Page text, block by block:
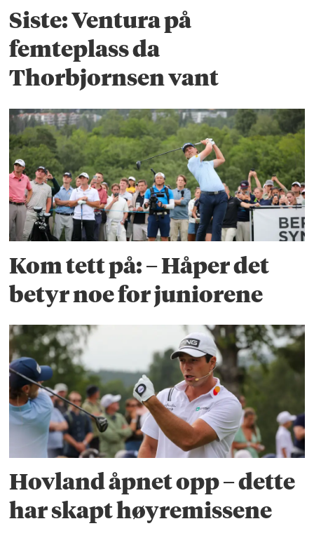
Siste: Ventura på
femteplass da
Thorbjornsen vant
Kom tett på: – Håper det
betyr noe for juniorene
Hovland åpnet opp – dette
har skapt høyremissene